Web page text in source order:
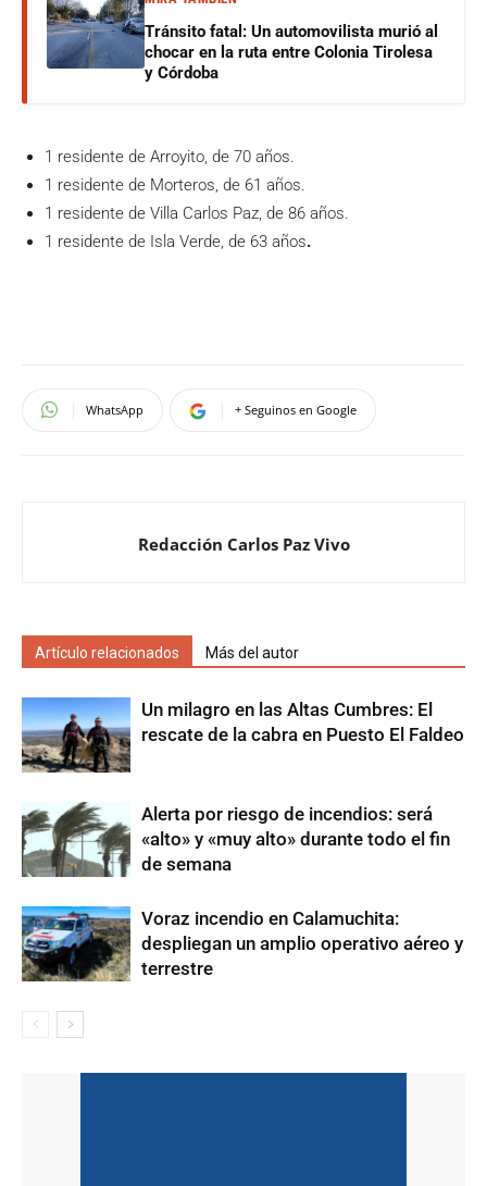
Tránsito fatal: Un automovilista murió al
chocar en la ruta entre Colonia Tirolesa
y Córdoba
1 residente de Arroyito, de 70 años.
1 residente de Morteros, de 61 años.
1 residente de Villa Carlos Paz, de 86 años.
1 residente de Isla Verde, de 63 años.
WhatsApp + Seguinos en Google
Redacción Carlos Paz Vivo
Artículo relacionados Más del autor
Un milagro en las Altas Cumbres: El
rescate de la cabra en Puesto El Faldeo
Alerta por riesgo de incendios: será
«alto» y «muy alto» durante todo el fin
de semana
Voraz incendio en Calamuchita:
despliegan un amplio operativo aéreo y
terrestre